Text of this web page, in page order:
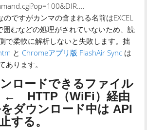
のですがカンマの含まれる名前はEXCEL
囲むなどの処理がされていないため、読
で柔軟に解析しないと失敗します。拙
と Chromeアプリ版 FlashAir Sync は
あります。
ロードできるファイル
← HTTP（WiFi）経由
ダウンロード中は API
する。